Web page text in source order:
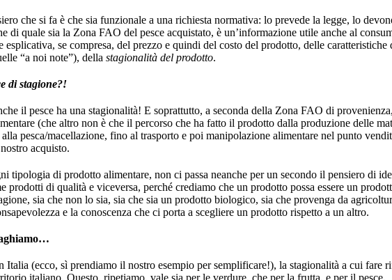
che si fa è che sia funzionale a una richiesta normativa: lo prevede la legge, lo
di quale sia la Zona FAO del pesce acquistato, è un’informazione utile anche al
esplicativa, se compresa, del prezzo e quindi del costo del prodotto, delle caratteristiche
“a noi note”), della stagionalità del prodotto.
di stagione?!
il pesce ha una stagionalità! E soprattutto, a seconda della Zona FAO di
(che altro non è che il percorso che ha fatto il prodotto dalla produzione delle
alla pesca/macellazione, fino al trasporto e poi manipolazione alimentare nel punto
acquisto.
tipologia di prodotto alimentare, non ci passa neanche per un secondo il pensiero di
prodotti di qualità e viceversa, perché crediamo che un prodotto possa essere un
sia che non lo sia, sia che sia un prodotto biologico, sia che provenga da
e la conoscenza che ci porta a scegliere un prodotto rispetto a un altro.
Italia (ecco, sì prendiamo il nostro esempio per semplificare!), la stagionalità a cui fare
italiano. Questo, ripetiamo, vale sia per le verdure, che per la frutta, e per il pesce.